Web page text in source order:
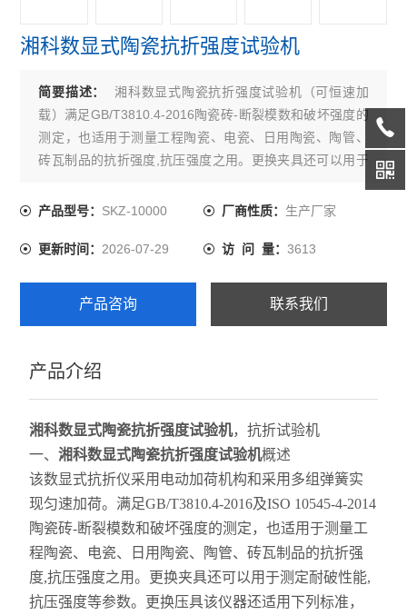
湘科数显式陶瓷抗折强度试验机
简要描述：
湘科数显式陶瓷抗折强度试验机（可恒速加
载）满足GB/T3810.4-2016陶瓷砖-断裂模数和破坏强度的
测定，也适用于测量工程陶瓷、电瓷、日用陶瓷、陶管、
砖瓦制品的抗折强度,抗压强度之用。更换夹具还可以用于
产品型号： SKZ-10000 厂商性质： 生产厂家
更新时间：2026-07-29 访 问 量： 3613
产品咨询 联系我们
产品介绍
湘科数显式陶瓷抗折强度试验机，抗折试验机
一、湘科数显式陶瓷抗折强度试验机概述
该数显式抗折仪采用电动加荷机构和采用多组弹簧实
现匀速加荷。满足GB/T3810.4-2016及ISO 10545-4-2014
陶瓷砖-断裂模数和破坏强度的测定，也适用于测量工
程陶瓷、电瓷、日用陶瓷、陶管、砖瓦制品的抗折强
度,抗压强度之用。更换夹具还可以用于测定耐破性能,
抗压强度等参数。更换压具该仪器还适用下列标准，